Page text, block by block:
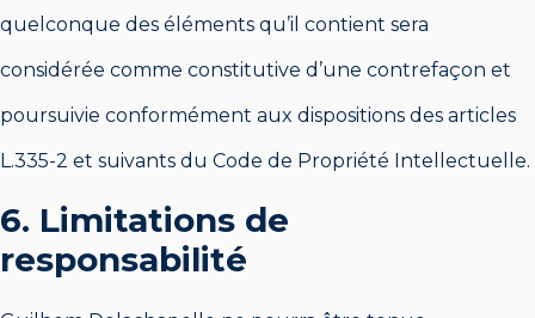
quelconque des éléments qu’il contient sera
considérée comme constitutive d’une contrefaçon et
poursuivie conformément aux dispositions des articles
L.335-2 et suivants du Code de Propriété Intellectuelle.
6. Limitations de
responsabilité